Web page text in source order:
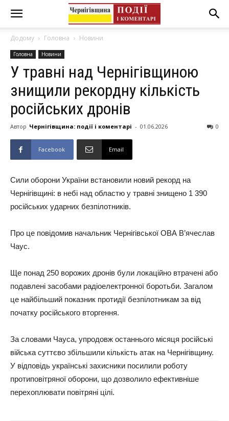
Додому Головна Новини
Головна Новини
У травні над Чернігівщиною
знищили рекордну кількість
російських дронів
Автор Чернігівщина: події і коментарі - 01.06.2026 0
Facebook Email
Сили оборони України встановили новий рекорд на
Чернігівщині: в небі над областю у травні знищено 1 390
російських ударних безпілотників.
Про це повідомив начальник Чернігівської ОВА В’ячеслав
Чаус.
Ще понад 250 ворожих дронів були локаційно втрачені або
подавлені засобами радіоелектронної боротьби. Загалом
це найбільший показник протидії безпілотникам за від
початку російського вторгення.
За словами Чауса, упродовж останнього місяця російські
війська суттєво збільшили кількість атак на Чернігівщину.
У відповідь українські захисники посилили роботу
протиповітряної оборони, що дозволило ефективніше
перехоплювати повітряні цілі.